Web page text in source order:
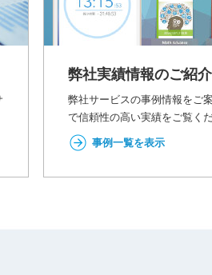
弊社実績情報のご紹介
弊社サービスの事例情報をご
で信頼性の高い実績をご覧くだ
事例一覧を表示